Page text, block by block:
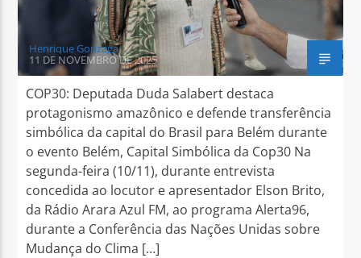
Henrique Gonzaga
11 DE NOVEMBRO DE 2025
COP30: Deputada Duda Salabert destaca
protagonismo amazônico e defende transferência
simbólica da capital do Brasil para Belém durante
o evento Belém, Capital Simbólica da Cop30 Na
segunda-feira (10/11), durante entrevista
concedida ao locutor e apresentador Elson Brito,
da Rádio Arara Azul FM, ao programa Alerta96,
durante a Conferência das Nações Unidas sobre
Mudança do Clima […]